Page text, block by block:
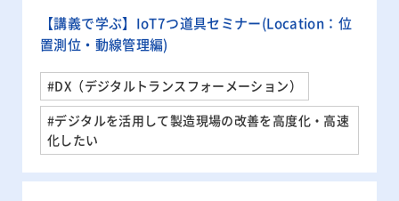
【講義で学ぶ】IoT7つ道具セミナー(Location：位
置測位・動線管理編)
#DX（デジタルトランスフォーメーション）
#デジタルを活用して製造現場の改善を高度化・高速
化したい